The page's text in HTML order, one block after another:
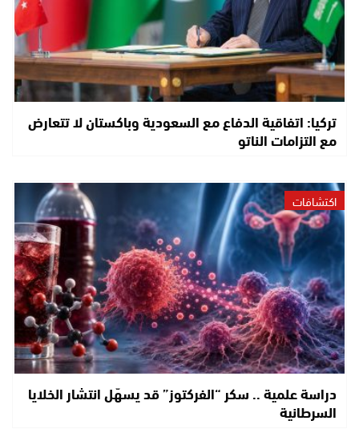
تركيا: اتفاقية الدفاع مع السعودية وباكستان لا تتعارض
مع التزامات الناتو
اكتشافات
دراسة علمية .. سكر “الفركتوز” قد يسهّل انتشار الخلايا
السرطانية